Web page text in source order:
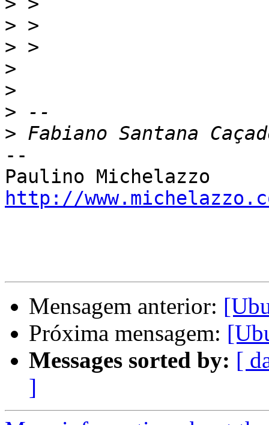
>
>
>
>
>
>
--
http://
Mensagem anterior:
Próxima mensagem:
Messages sorted by: [
]